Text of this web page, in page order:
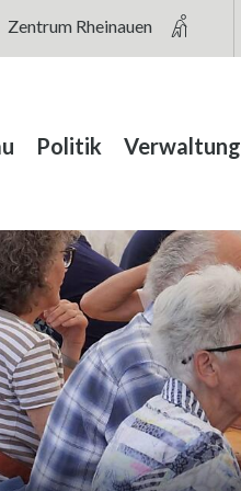
Zentrum Rheinauen
Politik Verwaltung